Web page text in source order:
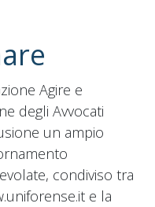
Agire e
degli Avvocati
un ampio
condiviso tra
e la